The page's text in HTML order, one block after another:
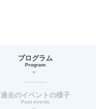
プログラム
Program
過去のイベントの様子
Past events